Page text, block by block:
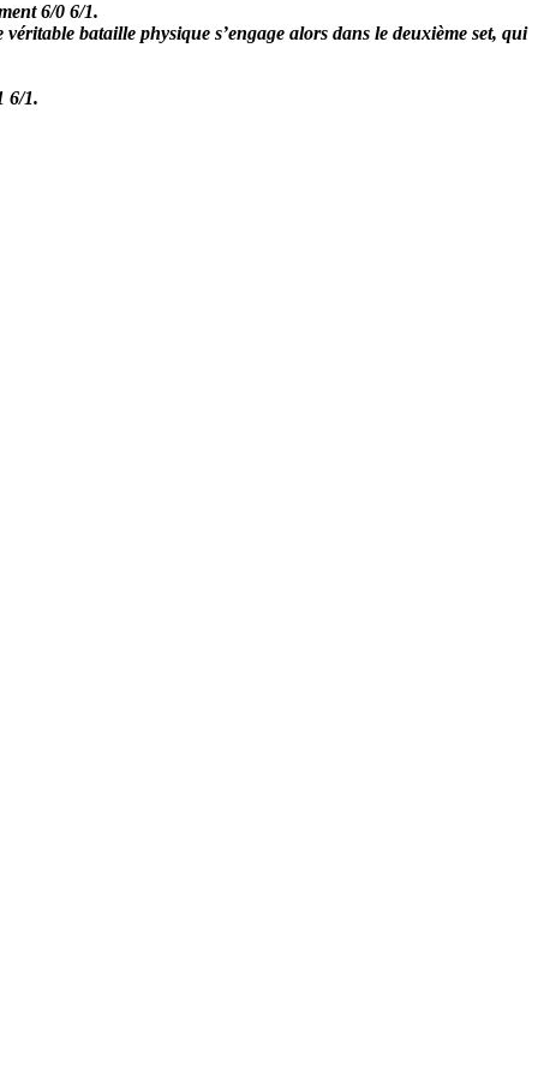
6/0 6/1.
bataille physique s’engage alors dans le deuxième set, qui
6/1.